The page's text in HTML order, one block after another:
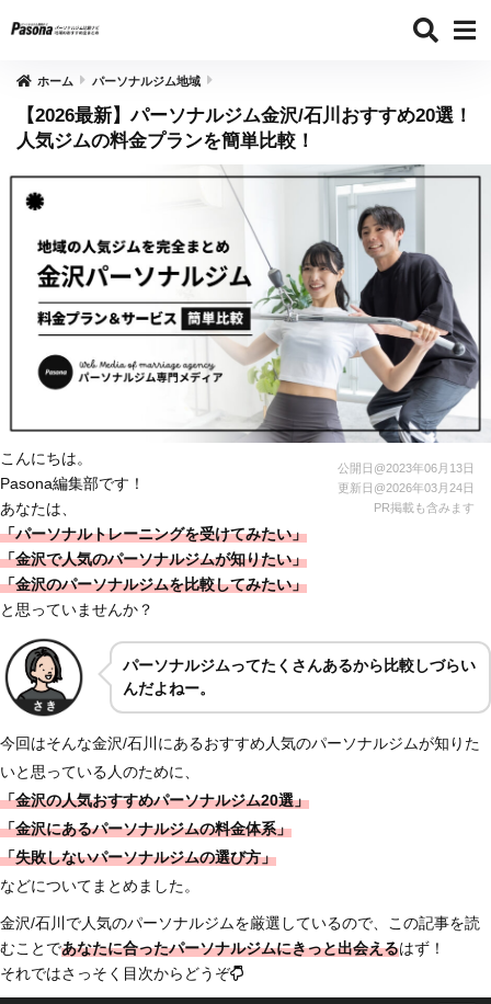
ホーム パーソナルジム地域
【2026最新】パーソナルジム金沢/石川おすすめ20選！
人気ジムの料金プランを簡単比較！
公開日@2023年06月13日
更新日@2026年03月24日
PR掲載も含みます
こんにちは。
Pasona編集部です！
あなたは、
「パーソナルトレーニングを受けてみたい」
「金沢で人気のパーソナルジムが知りたい」
「金沢のパーソナルジムを比較してみたい」
と思っていませんか？
パーソナルジムってたくさんあるから比較しづらい
んだよねー。
今回はそんな金沢/石川にあるおすすめ人気のパーソナルジムが知りた
いと思っている人のために、
「金沢の人気おすすめパーソナルジム20選」
「金沢にあるパーソナルジムの料金体系」
「失敗しないパーソナルジムの選び方」
などについてまとめました。
金沢/石川で人気のパーソナルジムを厳選しているので、この記事を読
むことであなたに合ったパーソナルジムにきっと出会えるはず！
それではさっそく目次からどうぞ